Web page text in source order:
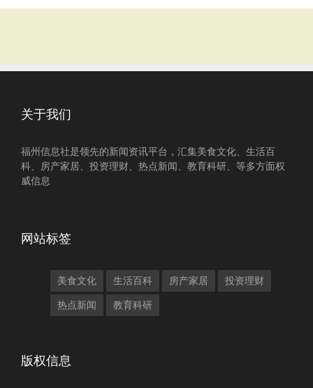
关于我们
福州信息社是领先的新闻资讯平台，汇集美食文化、生活百
科、房产家居、投资理财、热点新闻、教育科研、等多方面权
威信息
网站标签
美食文化 生活百科 房产家居 投资理财
热点新闻 教育科研
版权信息